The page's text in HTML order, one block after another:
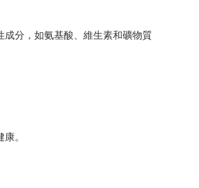
分，如氨基酸、維生素和礦物質
。